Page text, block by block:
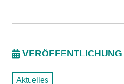
VERÖFFENTLICHUNG
Aktuelles